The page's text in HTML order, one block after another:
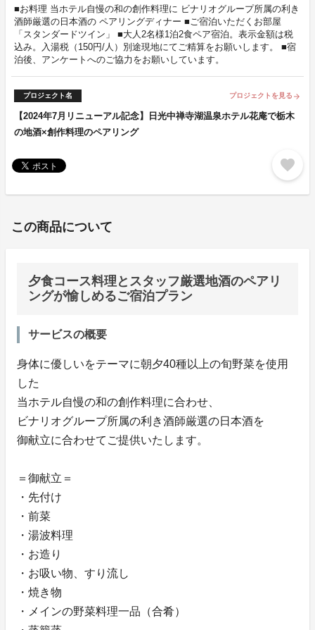
■お料理 当ホテル自慢の和の創作料理に ビナリオグループ所属の利き
酒師厳選の日本酒の ペアリングディナー ■ご宿泊いただくお部屋
「スタンダードツイン」 ■大人2名様1泊2食ペア宿泊。表示金額は税
込み。入湯税（150円/人）別途現地にてご精算をお願いします。 ■宿
泊後、アンケートへのご協力をお願いしています。
プロジェクト名 プロジェクトを見る arrow_forward
【2024年7月リニューアル記念】日光中禅寺湖温泉ホテル花庵で栃木
の地酒×創作料理のペアリング
favorite
この商品について
夕食コース料理とスタッフ厳選地酒のペアリ
ングが愉しめるご宿泊プラン
サービスの概要
身体に優しいをテーマに朝夕40種以上の旬野菜を使用
した
当ホテル自慢の和の創作料理に合わせ、
ビナリオグループ所属の利き酒師厳選の日本酒を
御献立に合わせてご提供いたします。
＝御献立＝
・先付け
・前菜
・湯波料理
・お造り
・お吸い物、すり流し
・焼き物
・メインの野菜料理一品（合肴）